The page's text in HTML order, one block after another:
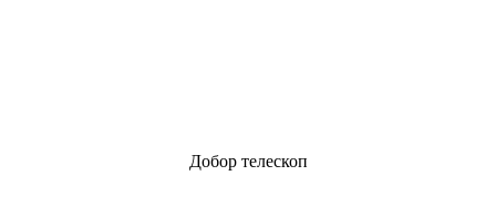
Добор телескоп